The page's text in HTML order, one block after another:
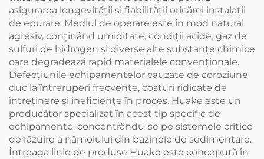
asigurarea longevității și fiabilității oricărei instalații
de epurare. Mediul de operare este în mod natural
agresiv, conținând umiditate, condiții acide, gaz de
sulfuri de hidrogen și diverse alte substanțe chimice
care degradează rapid materialele convenționale.
Defecțiunile echipamentelor cauzate de coroziune
duc la întreruperi frecvente, costuri ridicate de
întreținere și ineficiențe în proces. Huake este un
producător specializat în acest tip specific de
echipamente, concentrându-se pe sistemele critice
de răzuire a nămolului din bazinele de sedimentare.
Întreaga linie de produse Huake este concepută în